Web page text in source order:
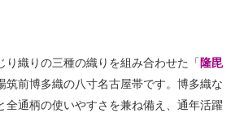
り織りの三種の織りを組み合わせた「隆毘
筑前博多織の八寸名古屋帯です。博多織な
全通柄の使いやすさを兼ね備え、通年活躍